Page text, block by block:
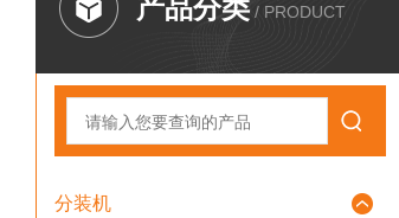
产品分类 / PRODUCT
分装机